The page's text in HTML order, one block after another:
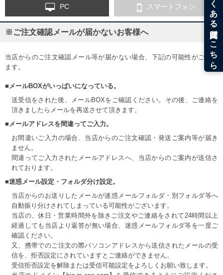
PC スマートフォン
※ご注文確認メールが届かないお客様へ
当店からのご注文確認メール等が届かない場合、下記の可能性がござい
ます。
■メールBOXがいっぱいになっている。
送受信をされた後、メールBOXをご確認ください。その後、ご連絡を
頂きましたらメールを再送させて頂きます。
■メールアドレスを間違ってご入力。
お間違いご入力の場合、当店からのご注文確認・発送ご案内等が届き
ません。
間違ってご入力されたメールアドレスへ、当店からのご案内が送信さ
れております。
■迷惑メール設定・フォルダ分け設定。
当店からのお送りしたメールが迷惑メールフォルダ・別フォルダ等へ
自動振り分けされてしまっている可能性がございます。
当店の、休日・営業時間外を除きご注文やご連絡をされて24時間以上
経過しても当店より返答が無い場合、迷惑メールフォルダ等を一度ご
確認ください。
又、携帯でのご注文の際パソコンアドレスから送信されたメールの受
信を、拒否設定にされていますとご連絡ができません。
受信拒否設定を解除または受信可能設定をよろしくお願い致します。